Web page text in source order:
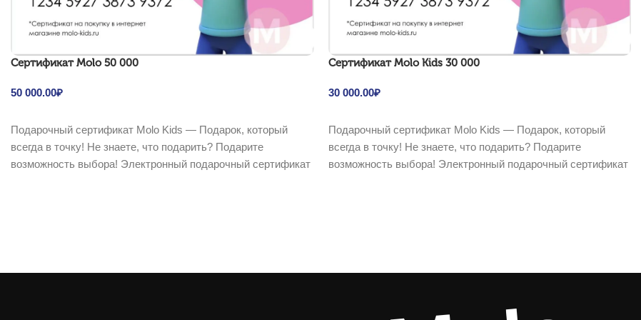
Cертификат Molo 50 000
50 000.00₽
Подарочный сертификат Molo Kids — Подарок, который
всегда в точку! Не знаете, что подарить? Подарите
возможность выбора! Электронный подарочный сертификат
Cертификат Molo Kids 30 000
30 000.00₽
Подарочный сертификат Molo Kids — Подарок, который
всегда в точку! Не знаете, что подарить? Подарите
возможность выбора! Электронный подарочный сертификат